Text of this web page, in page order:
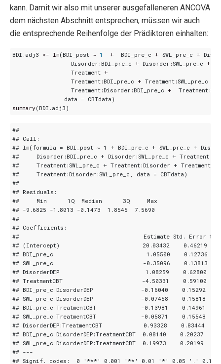
kann. Damit wir also mit unserer ausgefalleneren ANCOVA
dem nächsten Abschnitt entsprechen, müssen wir auch
die entsprechende Reihenfolge der Prädiktoren einhalten:
BDI.adj3 <- lm( BDI_post ~ 1 + BDI_pre_c + SWL_pre_c +
Disorder : BDI_pre_c + Disorder :SWL_pre_c +
Treatment +
Treatment : BDI_pre_c + Treatment :SWL_pre_c
Treatment : Disorder : BDI_pre_c + Treatment :
data = CBTdata )
summary( BDI.adj3 )